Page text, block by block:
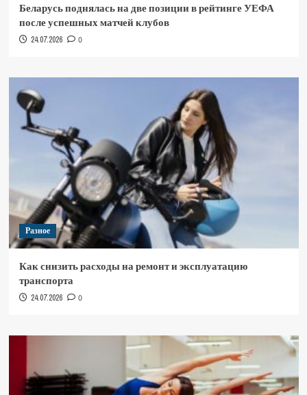
Беларусь поднялась на две позиции в рейтинге УЕФА
после успешных матчей клубов
24.07.2026 0
Разное
Как снизить расходы на ремонт и эксплуатацию
транспорта
24.07.2026 0